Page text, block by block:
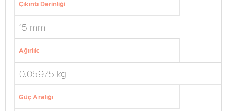
Çıkıntı Derinliği
15 mm
Ağırlık
0.05975 kg
Güç Aralığı